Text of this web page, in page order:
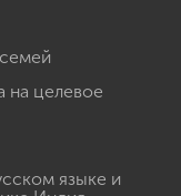
на целевое
языке и